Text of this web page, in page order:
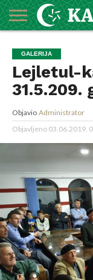
O
MEDŽLISU
DŽEMATI
IMAMI
MEKTEBSKI
CENTAR
VIJESTI
HUTBE
NAJAVE
KALENDAR
KONTAKT
GALERIJA
Lejletul-
31.5.209.
Objavio Administrator
Objavljeno 03.06.2019.